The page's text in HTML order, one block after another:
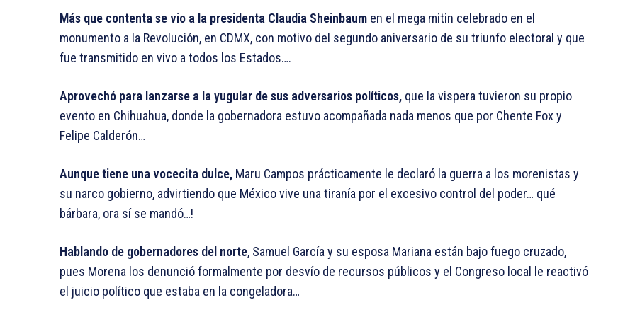
Más que contenta se vio a la presidenta Claudia Sheinbaum en el mega mitin celebrado en el
monumento a la Revolución, en CDMX, con motivo del segundo aniversario de su triunfo electoral y que
fue transmitido en vivo a todos los Estados….
Aprovechó para lanzarse a la yugular de sus adversarios políticos, que la vispera tuvieron su propio
evento en Chihuahua, donde la gobernadora estuvo acompañada nada menos que por Chente Fox y
Felipe Calderón…
Aunque tiene una vocecita dulce, Maru Campos prácticamente le declaró la guerra a los morenistas y
su narco gobierno, advirtiendo que México vive una tiranía por el excesivo control del poder… qué
bárbara, ora sí se mandó…!
Hablando de gobernadores del norte, Samuel García y su esposa Mariana están bajo fuego cruzado,
pues Morena los denunció formalmente por desvío de recursos públicos y el Congreso local le reactivó
el juicio político que estaba en la congeladora…